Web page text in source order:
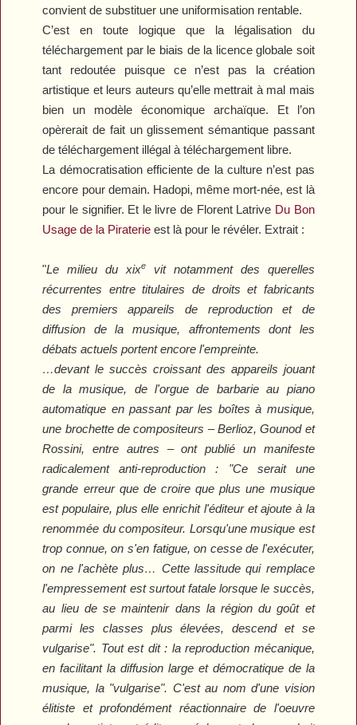
convient de substituer une uniformisation rentable.
C’est en toute logique que la légalisation du
téléchargement par le biais de la licence globale soit
tant redoutée puisque ce n’est pas la création
artistique et leurs auteurs qu’elle mettrait à mal mais
bien un modèle économique archaïque. Et l’on
opèrerait de fait un glissement sémantique passant
de téléchargement illégal à téléchargement libre.
La démocratisation efficiente de la culture n’est pas
encore pour demain. Hadopi, même mort-née, est là
pour le signifier. Et le livre de Florent Latrive Du Bon
Usage de la Piraterie est là pour le révéler. Extrait :
"Le milieu duxixe
vit notamment des querelles
récurrentes entre titulaires de droits et fabricants
des premiers appareils de reproduction et de
diffusion de la musique, affrontements dont les
débats actuels portent encore l'empreinte.
…devant le succès croissant des appareils jouant
de la musique, de l'orgue de barbarie au piano
automatique en passant par les boîtes à musique,
une brochette de compositeurs – Berlioz, Gounod et
Rossini, entre autres – ont publié un manifeste
radicalement anti-reproduction : "Ce serait une
grande erreur que de croire que plus une musique
est populaire, plus elle enrichit l'éditeur et ajoute à la
renommée du compositeur. Lorsqu'une musique est
trop connue, on s'en fatigue, on cesse de l'exécuter,
on ne l'achète plus… Cette lassitude qui remplace
l'empressement est surtout fatale lorsque le succès,
au lieu de se maintenir dans la région du goût et
parmi les classes plus élevées, descend et se
vulgarise". Tout est dit : la reproduction mécanique,
en facilitant la diffusion large et démocratique de la
musique, la "vulgarise". C'est au nom d'une vision
élitiste et profondément réactionnaire de l'oeuvre